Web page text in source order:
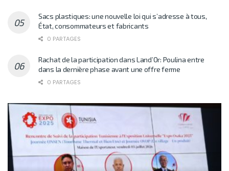
Sacs plastiques: une nouvelle loi qui s’adresse à tous,
État, consommateurs et fabricants
0 PARTAGES
Rachat de la participation dans Land’Or: Poulina entre
dans la dernière phase avant une offre ferme
0 PARTAGES